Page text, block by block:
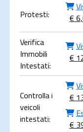
Protesti:
€
Verifica
Immobili
Intestati:
€
Controlla i
veicoli
intestati:
€
€